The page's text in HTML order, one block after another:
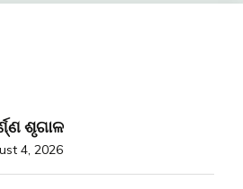
ଶୃଗାଳ
4, 2026